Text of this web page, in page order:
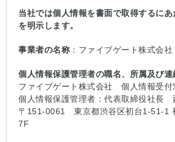
当社では個人情報を書面で取得するに
を明示します。
事業者の名称 ：ファイブゲート株式会社
個人情報保護管理者の職名、所属及び連
ファイブゲート株式会社 個人情報受付
個人情報保護管理者：代表取締役社長
〒151-0061 東京都渋谷区初台1-51-1
7F